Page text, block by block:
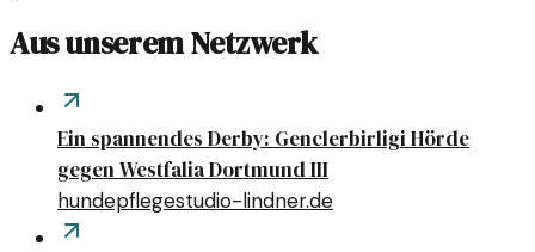
Aus unserem Netzwerk
Ein spannendes Derby: Genclerbirligi Hörde
gegen Westfalia Dortmund III
hundepflegestudio-lindner.de